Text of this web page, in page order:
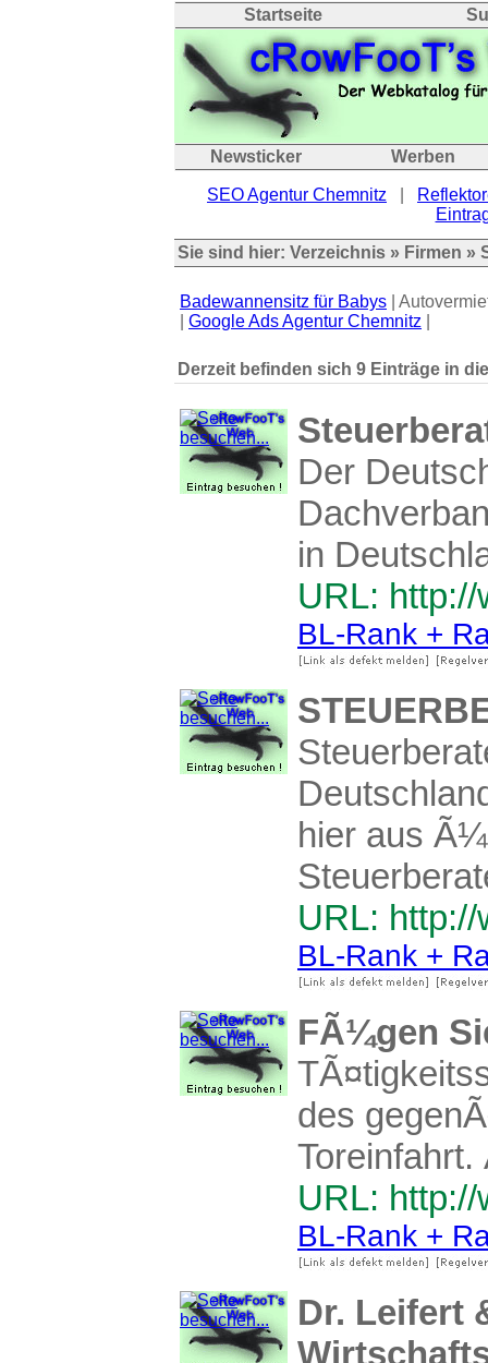
Startseite
Newsticker Werben
SEO Agentur Chemnitz
Sie sind hier: Verzeichnis » Firmen »
Badewannensitz für Babys |
Google Ads Agentur Chemnitz
Derzeit befinden sich 9 Einträge in
Der
in
URL:
BL-Rank +
hier aus
URL:
BL-Rank +
FÃ¼gen
des
URL:
BL-Rank +
Dr. Leifert